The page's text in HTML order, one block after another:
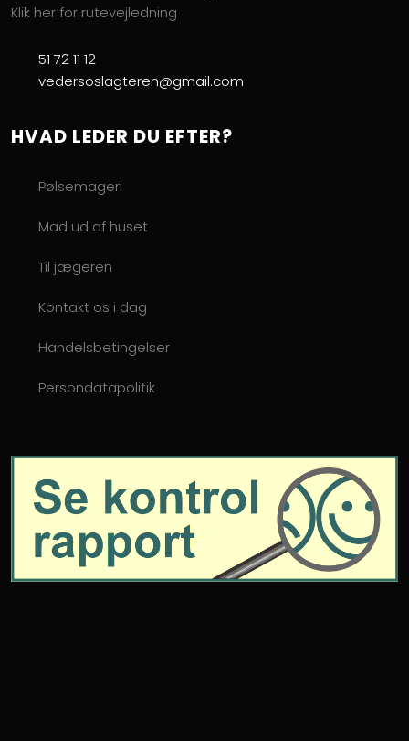
Klik her for rutevejledning
51 72 11 12
vedersoslagteren@gmail.com
HVAD LEDER DU EFTER?
Pølsemageri
Mad ud af huset
Til jægeren
Kontakt os i dag
Handelsbetingelser
Persondatapolitik